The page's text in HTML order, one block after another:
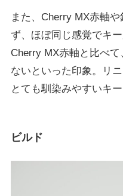
また、Cherry MX赤軸
ず、ほぼ同じ感覚でキ
Cherry MX赤軸と比べ
ないといった印象。リ
とても馴染みやすいキ
ビルド